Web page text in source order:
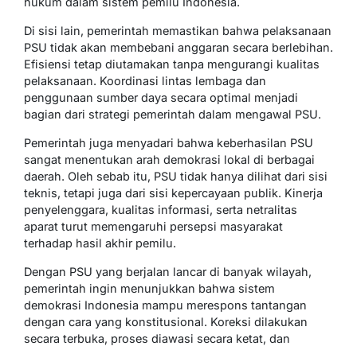
Di sisi lain, pemerintah memastikan bahwa pelaksanaan
PSU tidak akan membebani anggaran secara berlebihan.
Efisiensi tetap diutamakan tanpa mengurangi kualitas
pelaksanaan. Koordinasi lintas lembaga dan
penggunaan sumber daya secara optimal menjadi
bagian dari strategi pemerintah dalam mengawal PSU.
Pemerintah juga menyadari bahwa keberhasilan PSU
sangat menentukan arah demokrasi lokal di berbagai
daerah. Oleh sebab itu, PSU tidak hanya dilihat dari sisi
teknis, tetapi juga dari sisi kepercayaan publik. Kinerja
penyelenggara, kualitas informasi, serta netralitas
aparat turut memengaruhi persepsi masyarakat
terhadap hasil akhir pemilu.
Dengan PSU yang berjalan lancar di banyak wilayah,
pemerintah ingin menunjukkan bahwa sistem
demokrasi Indonesia mampu merespons tantangan
dengan cara yang konstitusional. Koreksi dilakukan
secara terbuka, proses diawasi secara ketat, dan